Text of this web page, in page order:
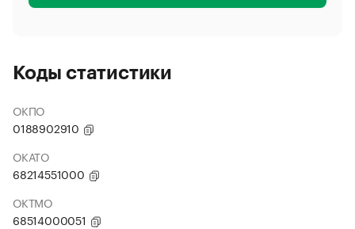
Коды статистики
ОКПО
0188902910
ОКАТО
68214551000
ОКТМО
68514000051